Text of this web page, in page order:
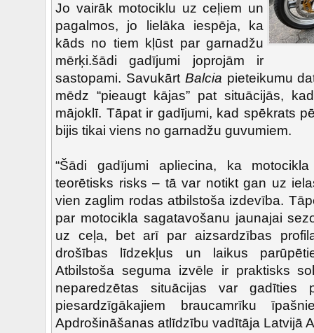
Jo vairāk motociklu uz ceļiem un
pagalmos, jo lielāka iespēja, ka
kāds no tiem kļūst par garnadžu
mērķi.šādi gadījumi joprojām ir
sastopami. Savukārt Balcia pieteikumu
mēdz “pieaugt kājas” pat situācijās,
mājoklī. Tāpat ir gadījumi, kad spēkrats
bijis tikai viens no garnadžu guvumiem.
“Šādi gadījumi apliecina, ka
teorētisks risks – tā var notikt gan uz
vien zaglim rodas atbilstoša izdevība.
par motocikla sagatavošanu jaunajai
uz ceļa, bet arī par aizsardzības
drošības līdzekļus un laikus
Atbilstoša seguma izvēle ir praktisks
neparedzētas situācijas var gadīties
piesardzīgākajiem braucamrīku
Apdrošināšanas atlīdzību vadītāja Latvijā